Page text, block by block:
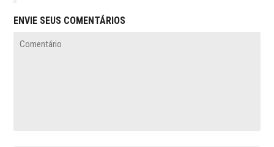
ENVIE SEUS COMENTÁRIOS